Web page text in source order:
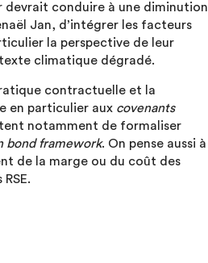
devrait conduire à une diminution
Jan, d’intégrer les facteurs
la perspective de leur
climatique dégradé.
contractuelle et la
en particulier aux covenants
notamment de formaliser
bond framework. On pense aussi à
de la marge ou du coût des